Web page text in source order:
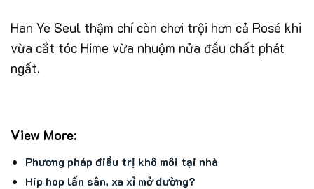
Han Ye Seul thậm chí còn chơi trội hơn cả Rosé khi
vừa cắt tóc Hime vừa nhuộm nửa đầu chất phát
ngất.
View More:
Phương pháp điều trị khô môi tại nhà
Hip hop lấn sân, xa xỉ mở đường?